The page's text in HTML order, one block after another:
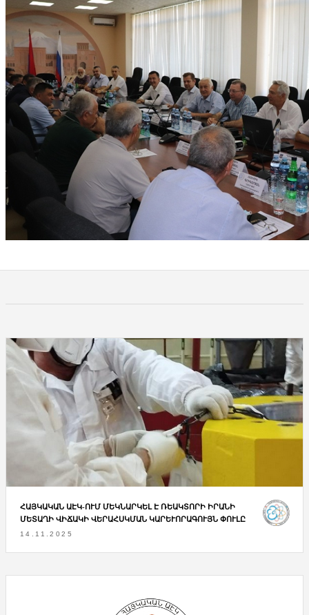
ՀԱՅԿԱԿԱՆ ԱԷԿ-ՈՒՄ ՄԵԿՆԱՐԿԵԼ Է ՌԵԱԿՏՈՐԻ ԻՐԱՆԻ
ՄԵՏԱՂԻ ՎԻՃԱԿԻ ՎԵՐԱՀՍԿՄԱՆ ԿԱՐԵՒՈՐԱԳՈՒՅՆ ՓՈՒԼԸ
14.11.2025